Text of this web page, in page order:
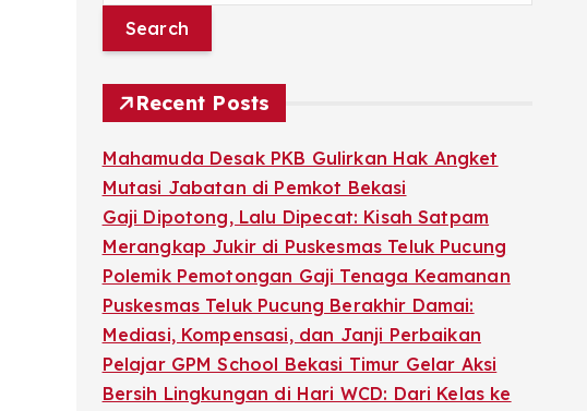
r
c
o
r
:
Recent Posts
Mahamuda Desak PKB Gulirkan Hak Angket
Mutasi Jabatan di Pemkot Bekasi
Gaji Dipotong, Lalu Dipecat: Kisah Satpam
Merangkap Jukir di Puskesmas Teluk Pucung
Polemik Pemotongan Gaji Tenaga Keamanan
Puskesmas Teluk Pucung Berakhir Damai:
Mediasi, Kompensasi, dan Janji Perbaikan
Pelajar GPM School Bekasi Timur Gelar Aksi
Bersih Lingkungan di Hari WCD: Dari Kelas ke